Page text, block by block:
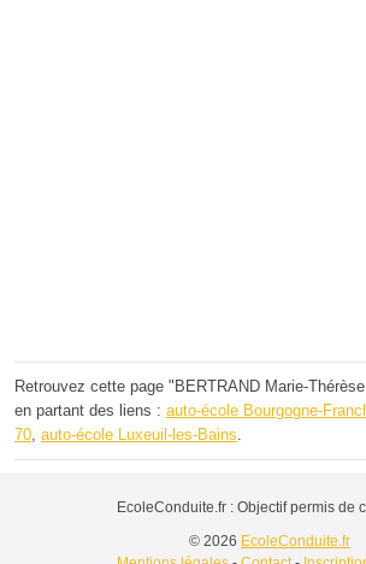
Retrouvez cette page "BERTRAND Marie-
en partant des liens : auto-école Bourgogne-
70 auto-école Luxeuil-les-Bains
EcoleConduite.fr : Objectif permis de
© 2026 EcoleConduite.fr